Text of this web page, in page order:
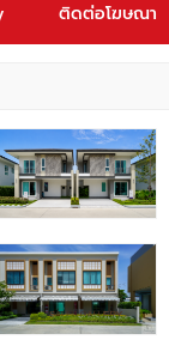
ติดต่อโฆษณา